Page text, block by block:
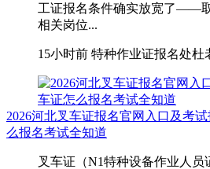
工证报名条件确实放宽了——
相关岗位...
15小时前 特种作业证报名处杜
2026河北叉车证报名官网入口及考
么报名考试全知道
叉车证（N1特种设备作业人